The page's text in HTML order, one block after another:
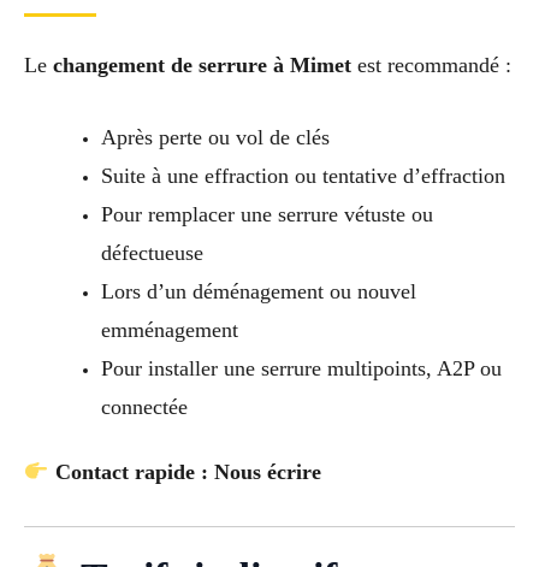
Le changement de serrure à Mimet est recommandé :
Après perte ou vol de clés
Suite à une effraction ou tentative d’effraction
Pour remplacer une serrure vétuste ou
défectueuse
Lors d’un déménagement ou nouvel
emménagement
Pour installer une serrure multipoints, A2P ou
connectée
Contact rapide : Nous écrire